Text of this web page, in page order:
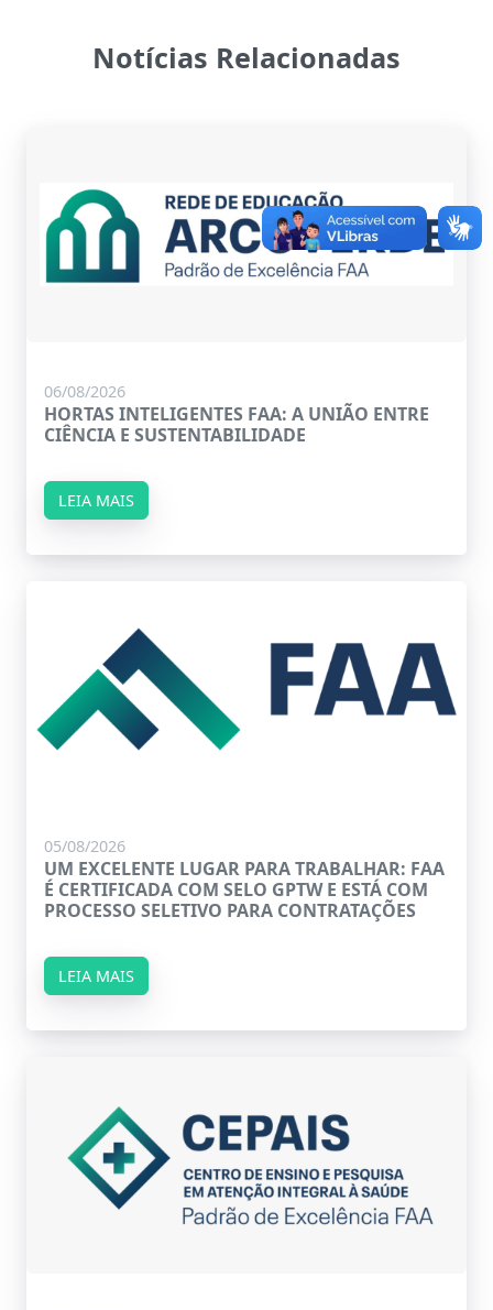
Notícias Relacionadas
06/08/2026
HORTAS INTELIGENTES FAA: A UNIÃO ENTRE
CIÊNCIA E SUSTENTABILIDADE
LEIA MAIS
05/08/2026
UM EXCELENTE LUGAR PARA TRABALHAR: FAA
É CERTIFICADA COM SELO GPTW E ESTÁ COM
PROCESSO SELETIVO PARA CONTRATAÇÕES
LEIA MAIS